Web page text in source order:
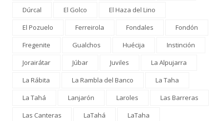
Dúrcal
El Golco
El Haza del Lino
El Pozuelo
Ferreirola Fondales
Fondón
Fregenite
Gualchos Huécija
Instinción
Jorairátar
Júbar Juviles
La Alpujarra
La Rábita
La Rambla del Banco
La Taha
La Tahá
Lanjarón Laroles
Las Barreras
Las Canteras
LaTahá
LaTaha